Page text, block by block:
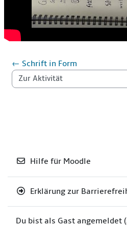
← Schrift in Form
Zur Aktivität
Hilfe für Moodle
Erklärung zur
Du bist als Gast angemeldet (